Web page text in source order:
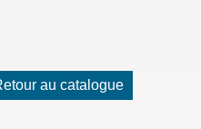
au catalogue